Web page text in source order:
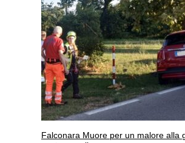
Falconara Muore per un malore alla